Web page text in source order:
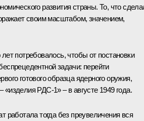
развития страны. То, что
своим масштабом, значением,
лет потребовалось, чтобы от постановки
задачи: перейти
готового образца ядерного оружия,
РДС‑1» – в августе 1949 года.
работала тогда без преувеличения вся